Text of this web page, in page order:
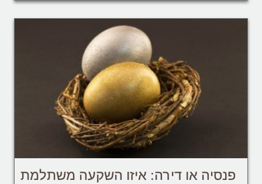
פנסיה או דירה: איזו השקעה משתלמת